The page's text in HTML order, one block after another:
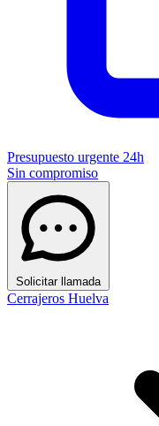
Presupuesto urgente 24h
Sin compromiso
Solicitar llamada
Cerrajeros Huelva